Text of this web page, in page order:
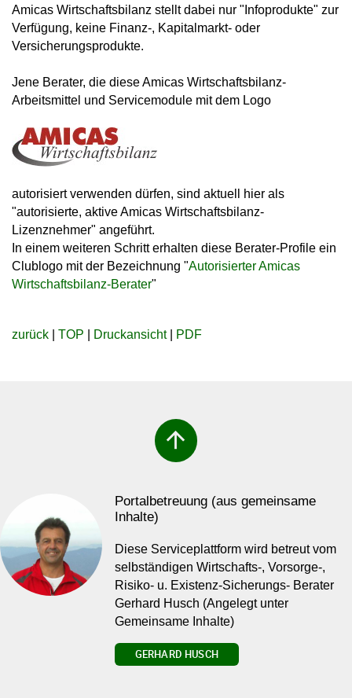
Amicas Wirtschaftsbilanz stellt dabei nur "Infoprodukte" zur
Verfügung, keine Finanz-, Kapitalmarkt- oder
Versicherungsprodukte.
Jene Berater, die diese Amicas Wirtschaftsbilanz-
Arbeitsmittel und Servicemodule mit dem Logo
autorisiert verwenden dürfen, sind aktuell hier als
"autorisierte, aktive Amicas Wirtschaftsbilanz-
Lizenznehmer" angeführt.
In einem weiteren Schritt erhalten diese Berater-Profile ein
Clublogo mit der Bezeichnung "Autorisierter Amicas
Wirtschaftsbilanz-Berater"
zurück TOP Druckansicht| PDF
arrow_upward
Portalbetreuung (aus gemeinsame
Inhalte)
Diese Serviceplattform wird betreut vom
selbständigen Wirtschafts-, Vorsorge-,
Risiko- u. Existenz-Sicherungs- Berater
Gerhard Husch (Angelegt unter
Gemeinsame Inhalte)
GERHARD HUSCH